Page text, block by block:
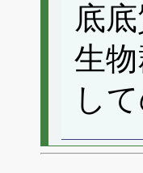
底
生
し